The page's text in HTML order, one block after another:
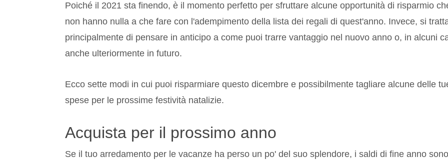
Poiché il 2021 sta finendo, è il momento perfetto per sfruttare alcune opportunità di risparmio
non hanno nulla a che fare con l'adempimento della lista dei regali di quest'anno. Invece, si
principalmente di pensare in anticipo a come puoi trarre vantaggio nel nuovo anno o, in alcuni
anche ulteriormente in futuro.
Ecco sette modi in cui puoi risparmiare questo dicembre e possibilmente tagliare alcune delle
spese per le prossime festività natalizie.
Acquista per il prossimo anno
Se il tuo arredamento per le vacanze ha perso un po' del suo splendore, i saldi di fine anno sono